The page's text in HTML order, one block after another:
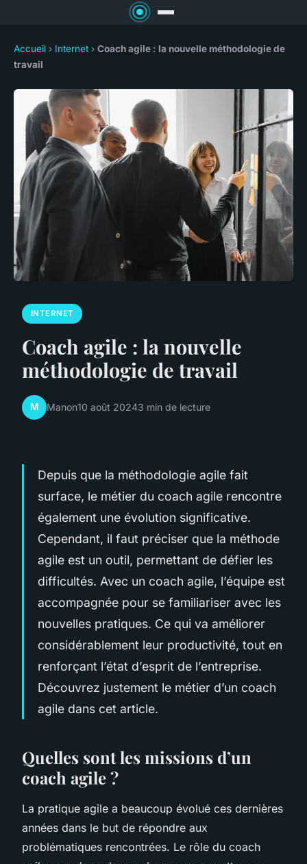
Accueil › Internet › Coach agile : la nouvelle méthodologie de
travail
INTERNET
Coach agile : la nouvelle
méthodologie de travail
M Manon10 août 20243 min de lecture
Depuis que la méthodologie agile fait
surface, le métier du coach agile rencontre
également une évolution significative.
Cependant, il faut préciser que la méthode
agile est un outil, permettant de défier les
difficultés. Avec un coach agile, l’équipe est
accompagnée pour se familiariser avec les
nouvelles pratiques. Ce qui va améliorer
considérablement leur productivité, tout en
renforçant l’état d’esprit de l’entreprise.
Découvrez justement le métier d’un coach
agile dans cet article.
Quelles sont les missions d’un
coach agile ?
La pratique agile a beaucoup évolué ces dernières
années dans le but de répondre aux
problématiques rencontrées. Le rôle du coach